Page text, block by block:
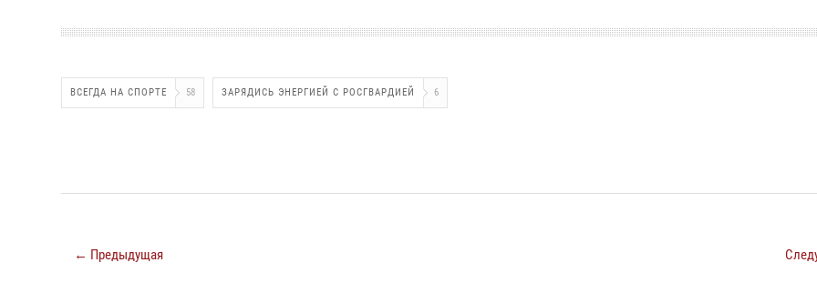
ВСЕГДА НА СПОРТЕ 58 ЗАРЯДИСЬ ЭНЕРГИЕЙ С РОСГВАРДИЕЙ 6
← Предыдущая